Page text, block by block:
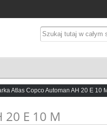
Atlas Copco Automan AH 20 E 10 M
20 E 10 M